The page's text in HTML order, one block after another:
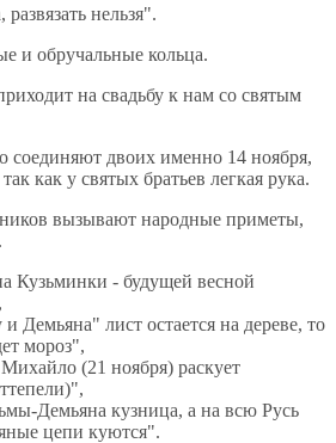
нельзя".
и обручальные кольца.
на свадьбу к нам со святым
соединяют двоих именно 14 ноября,
как у святых братьев легкая рука.
вызывают народные приметы,
Кузьминки - будущей весной
Демьяна" лист остается на дереве, то
мороз",
Михайло (21 ноября) раскует
Демьяна кузница, а на всю Русь
цепи куются".